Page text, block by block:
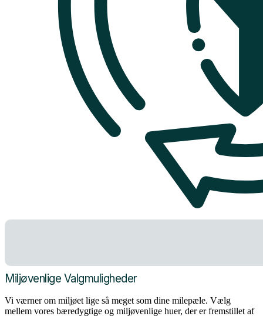
Miljøvenlige Valgmuligheder
Vi værner om miljøet lige så meget som dine milepæle. Vælg
mellem vores bæredygtige og miljøvenlige huer, der er fremstillet af